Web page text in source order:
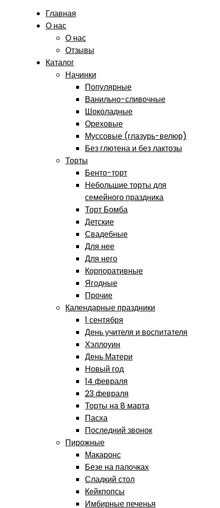
Главная
О нас
О нас
Отзывы
Каталог
Начинки
Популярные
Ванильно-сливочные
Шоколадные
Ореховые
Муссовые (глазурь-велюр)
Без глютена и без лактозы
Торты
Бенто-торт
Небольшие торты для
семейного праздника
Торт Бомба
Детские
Свадебные
Для нее
Для него
Корпоративные
Ягодные
Прочие
Календарные праздники
1 сентября
День учителя и воспитателя
Хэллоуин
День Матери
Новый год
14 февраля
23 февраля
Торты на 8 марта
Пасха
Последний звонок
Пирожные
Макаронс
Безе на палочках
Сладкий стол
Кейкпопсы
Имбирные печенья